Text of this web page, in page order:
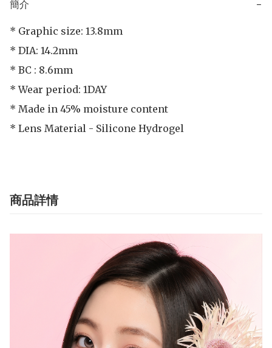
簡介 −
* Graphic size: 13.8mm
* DIA: 14.2mm
* BC : 8.6mm
* Wear period: 1DAY
* Made in 45% moisture content
商品詳情